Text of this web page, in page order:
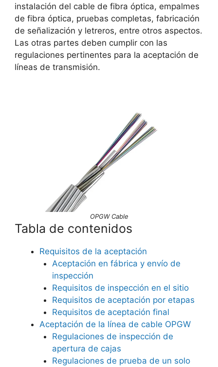
instalación del cable de fibra óptica, empalmes
de fibra óptica, pruebas completas, fabricación
de señalización y letreros, entre otros aspectos.
Las otras partes deben cumplir con las
regulaciones pertinentes para la aceptación de
líneas de transmisión.
OPGW Cable
Tabla de contenidos
Requisitos de la aceptación
Aceptación en fábrica y envío de
inspección
Requisitos de inspección en el sitio
Requisitos de aceptación por etapas
Requisitos de aceptación final
Aceptación de la línea de cable OPGW
Regulaciones de inspección de
apertura de cajas
Regulaciones de prueba de un solo